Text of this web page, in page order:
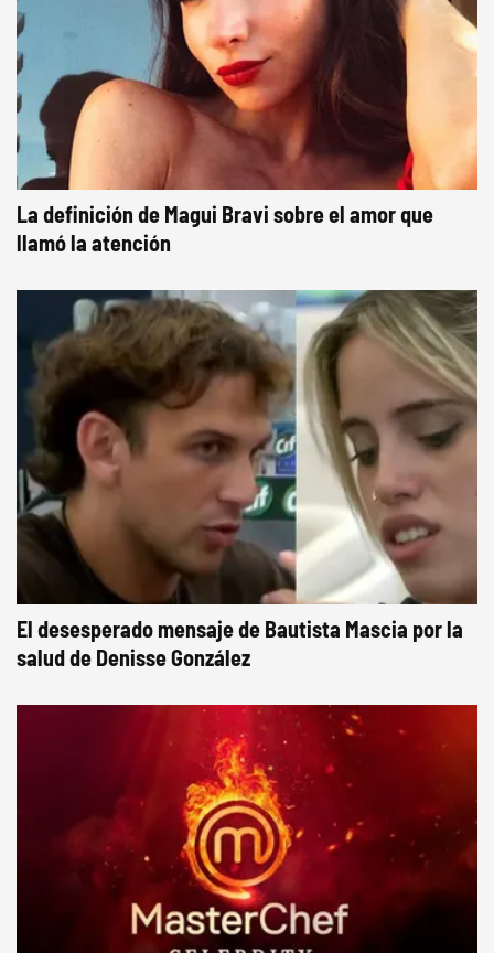
La definición de Magui Bravi sobre el amor que
llamó la atención
El desesperado mensaje de Bautista Mascia por la
salud de Denisse González